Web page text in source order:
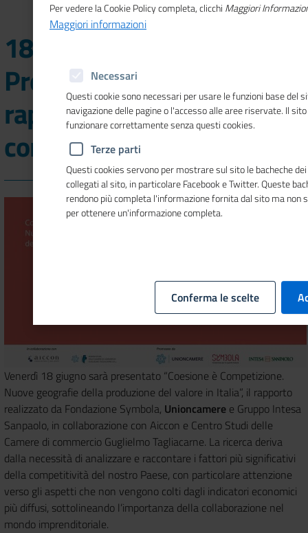
18/06/2021 -
Presentazione del
rapporto "Coesione è
competizione"
Venerdì 18 giugno sarà presentato “Coesione è Competizione.
Nuove geografie della produzione del valore in Italia”, il rapporto
realizzato da Fondazione Symbola, Unioncamere e Gruppo Intesa
Sanpaolo, in collaborazione con Aiccon e Centro Studi delle
Camere di commercio Guglielmo Tagliacarne. La ricerca deriva
dalla necessità di analizzare e raccontare i fattori più significativi
della competitività del nostro Paese, con particolare attenzione
verso gli aspetti che non vengono colti dagli indicatori economici
più diffusi, sottolineando l’importanza della collaborazione nel
mondo imprenditoriale.
Per vedere la Cookie Policy completa, clicchi Maggiori
Maggiori informazioni
Necessari
Questi cookie sono necessari per usare le funzioni base del
navigazione delle pagine o l'accesso alle aree riservate. Il
funzionare correttamente senza questi cookies.
Terze parti
Questi cookies servono per mostrare sul sito le bacheche
collegati al sito, in particolare Facebook e Twitter. Queste
rendono più completa l'informazione fornita dal sito ma non
per ottenere un'informazione completa.
Conferma le scelte